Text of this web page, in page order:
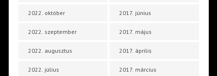
2022. október
2022. szeptember
2022. augusztus
2022. július
2017. június
2017. május
2017. április
2017. március